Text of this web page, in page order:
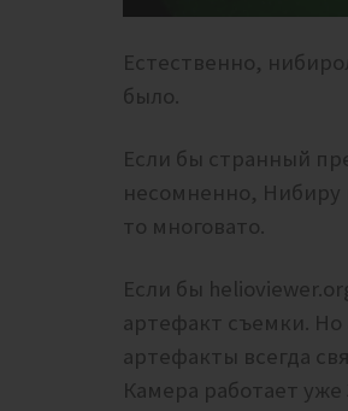
Естественно,
было.
Если бы странный
несомненно, Нибиру
то многовато.
Если бы
артефакт съемки. Но
артефакты всегда
Камера работает